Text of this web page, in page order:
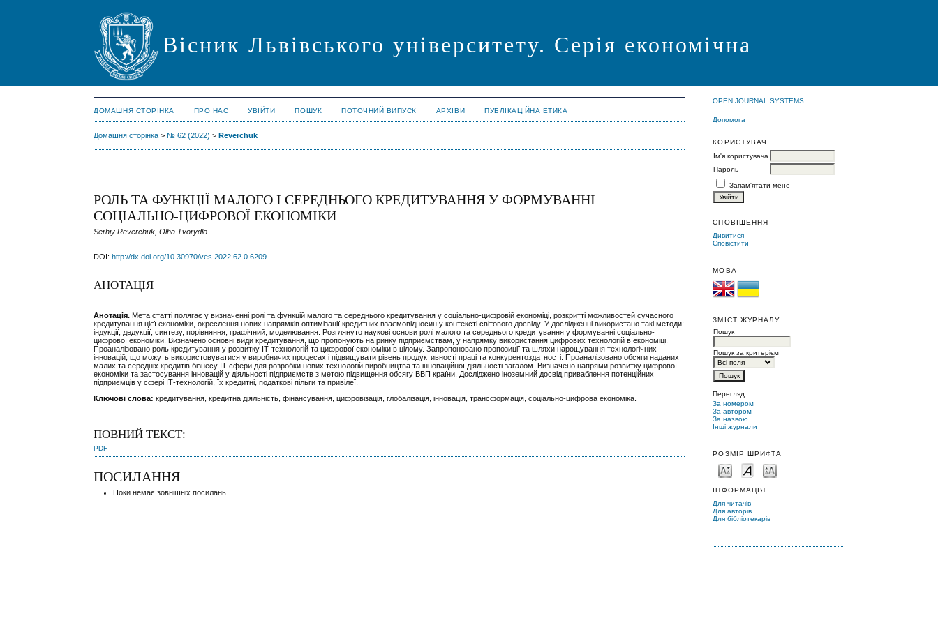
Вісник Львівського університету. Серія економічна
OPEN JOURNAL SYSTEMS
Допомога
КОРИСТУВАЧ
Ім'я користувача
Пароль
Запам'ятати мене
СПОВІЩЕННЯ
Дивитися
Сповістити
МОВА
ЗМІСТ ЖУРНАЛУ
Пошук
Пошук за критерієм
Перегляд
За номером
За автором
За назвою
Інші журнали
РОЗМІР ШРИФТА
ІНФОРМАЦІЯ
Для читачів
Для авторів
Для бібліотекарів
ДОМАШНЯ СТОРІНКА ПРО НАС УВІЙТИ ПОШУК ПОТОЧНИЙ ВИПУСК АРХІВИ ПУБЛІКАЦІЙНА ЕТИКА
Домашня сторінка > № 62 (2022) >Reverchuk
РОЛЬ ТА ФУНКЦІЇ МАЛОГО І СЕРЕДНЬОГО КРЕДИТУВАННЯ У ФОРМУВАННІ
СОЦІАЛЬНО-ЦИФРОВОЇ ЕКОНОМІКИ
Serhiy Reverchuk, Olha Tvorydlo
DOI: http://dx.doi.org/10.30970/ves.2022.62.0.6209
АНОТАЦІЯ
Анотація. Мета статті полягає у визначенні ролі та функцій малого та середнього кредитування у соціально-цифровій економіці, розкритті можливостей сучасного
кредитування цієї економіки, окреслення нових напрямків оптимізації кредитних взаємовідносин у контексті світового досвіду. У дослідженні використано такі методи:
індукції, дедукції, синтезу, порівняння, графічний, моделювання. Розглянуто наукові основи ролі малого та середнього кредитування у формуванні соціально-
цифрової економіки. Визначено основні види кредитування, що пропонують на ринку підприємствам, у напрямку використання цифрових технологій в економіці.
Проаналізовано роль кредитування у розвитку ІТ-технологій та цифрової економіки в цілому. Запропоновано пропозиції та шляхи нарощування технологічних
інновацій, що можуть використовуватися у виробничих процесах і підвищувати рівень продуктивності праці та конкурентоздатності. Проаналізовано обсяги наданих
малих та середніх кредитів бізнесу ІТ сфери для розробки нових технологій виробництва та інноваційної діяльності загалом. Визначено напрями розвитку цифрової
економіки та застосування інновацій у діяльності підприємств з метою підвищення обсягу ВВП країни. Досліджено іноземний досвід приваблення потенційних
підприємців у сфері ІТ-технологій, їх кредитні, податкові пільги та привілеї.
Ключові слова: кредитування, кредитна діяльність, фінансування, цифровізація, глобалізація, інновація, трансформація, соціально-цифрова економіка.
ПОВНИЙ ТЕКСТ:
PDF
ПОСИЛАННЯ
Поки немає зовнішніх посилань.